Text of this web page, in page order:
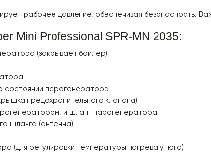
рабочее давление, обеспечивая безопасность.
Mini Professional SPR-MN 2035:
(закрывает бойлер)
состоянии парогенератора
предохранительного клапана)
и шланг парогенератора
шланга (антенна)
(для регулировки температуры нагрева утюга)